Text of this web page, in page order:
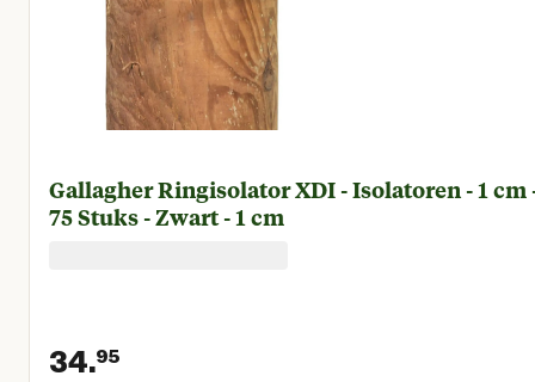
Gallagher Ringisolator XDI - Isolatoren - 1 cm
75 Stuks - Zwart - 1 cm
34.95